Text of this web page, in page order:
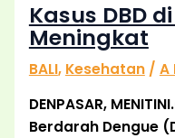
Kasus DBD
Meningkat
BALI, Kesehatan/ A
DENPASAR,
Berdarah Dengue